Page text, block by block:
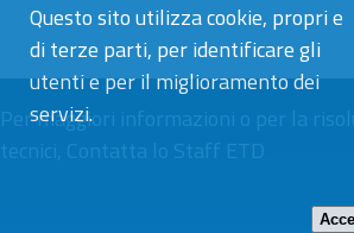
Questo sito utilizza cookie, propri e
di terze parti, per identificare gli
utenti e per il miglioramento dei
servizi.
Per maggiori informazioni o per la
tecnici, Contatta lo Staff ETD